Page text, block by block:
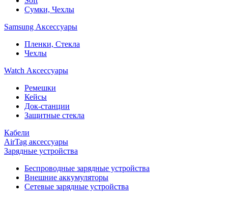
Сумки, Чехлы
Samsung Аксессуары
Пленки, Стекла
Чехлы
Watch Аксессуары
Ремешки
Кейсы
Док-станции
Защитные стекла
Кабели
AirTag аксессуары
Зарядные устройства
Беспроводные зарядные устройства
Внешние аккумуляторы
Сетевые зарядные устройства